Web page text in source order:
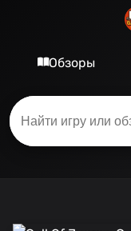
Обзоры